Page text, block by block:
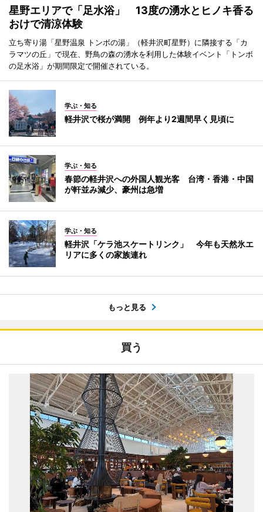
星野エリアで「足水浴」 13度の湧水とヒノキ香る
おけで清涼体験
立ち寄り湯「星野温泉 トンボの湯」（軽井沢町星野）に隣接する「カ
ラマツの丘」で現在、野鳥の森の湧水を利用した体験イベント「トンボ
の足水浴」が期間限定で開催されている。
学ぶ・知る
軽井沢で桜が満開 例年より2週間早く見頃に
学ぶ・知る
春節の軽井沢への外国人観光客 台湾・香港・中国
が軒並み減少、豪州は急増
学ぶ・知る
軽井沢「ケラ池スケートリンク」 今年も天然氷エ
リアに多くの家族連れ
もっと見る
買う